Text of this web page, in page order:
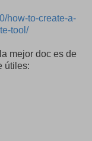
how-to-create-a-
tool/
mejor doc es de
útiles: